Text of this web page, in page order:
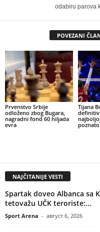
odabiru parova
POVEZANI
Prvenstvo Srbije
odloženo zbog Bugara,
nagradni fond 60 hiljada
evra
Tijana
NAJČITANIJE VESTI
Spartak doveo Albanca sa
tetovažu UČK teroriste:...
Sport Arena - август 6, 2026